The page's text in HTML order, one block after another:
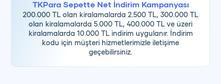
TKPara Sepette Net İndirim Kampanyası
200.000 TL olan kiralamalarda 2.500 TL, 300.000 TL
olan kiralamalarda 5.000 TL, 400.000 TL ve üzeri
kiralamalarda 10.000 TL indirim uygulanır. İndirim
kodu için müşteri hizmetlerimizle iletişime
geçebilirsiniz.